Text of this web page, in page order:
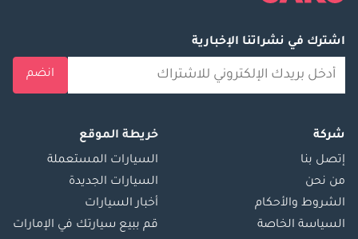
اشترك في نشراتنا الإخبارية
انضم
شركة
إتصل بنا
من نحن
الشروط والأحكام
السياسة الخاصة
خريطة الموقع
السيارات المستعملة
السيارات الجديدة
أخبار السيارات
قم ببيع سيارتك في الإمارات